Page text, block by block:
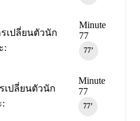
Minute
77
77‎’‎
เปลี่ยนตัวนัก
:
Minute
77
77‎’‎
เปลี่ยนตัวนัก
: